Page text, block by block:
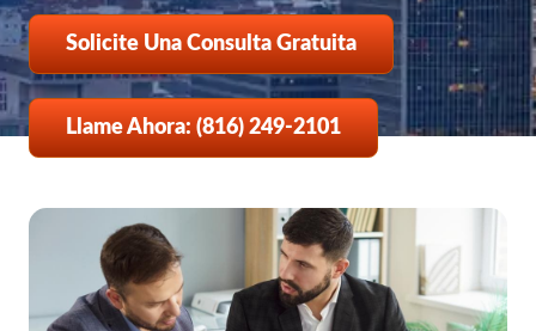
Solicite Una Consulta Gratuita
Llame Ahora: (816) 249-2101